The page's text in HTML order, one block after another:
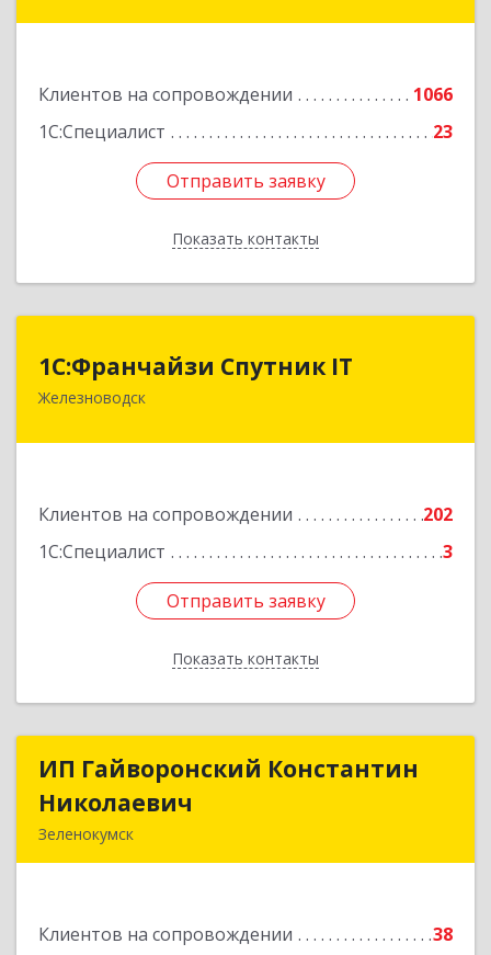
Клиентов на сопровождении
1066
1С:Специалист
23
Отправить заявку
Показать контакты
Отправить заявку
Назад
1С:Франчайзи Спутник IT
Железноводск
Клиентов на сопровождении
202
1С:Специалист
3
Отправить заявку
Показать контакты
1С:Франчайзи Спутник IT
357430, Ставропольский край, город-курорт
Подробнее
Отправить заявку
Назад
ИП Гайворонский Константин
Николаевич
Зеленокумск
Клиентов на сопровождении 38
ИП Гайворонский Константин
Подробнее